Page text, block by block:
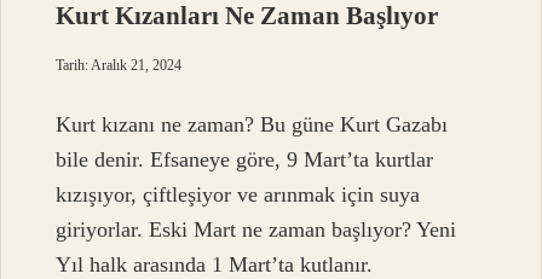
Kurt Kızanları Ne Zaman Başlıyor
Tarih: Aralık 21, 2024
Kurt kızanı ne zaman? Bu güne Kurt Gazabı
bile denir. Efsaneye göre, 9 Mart’ta kurtlar
kızışıyor, çiftleşiyor ve arınmak için suya
giriyorlar. Eski Mart ne zaman başlıyor? Yeni
Yıl halk arasında 1 Mart’ta kutlanır.